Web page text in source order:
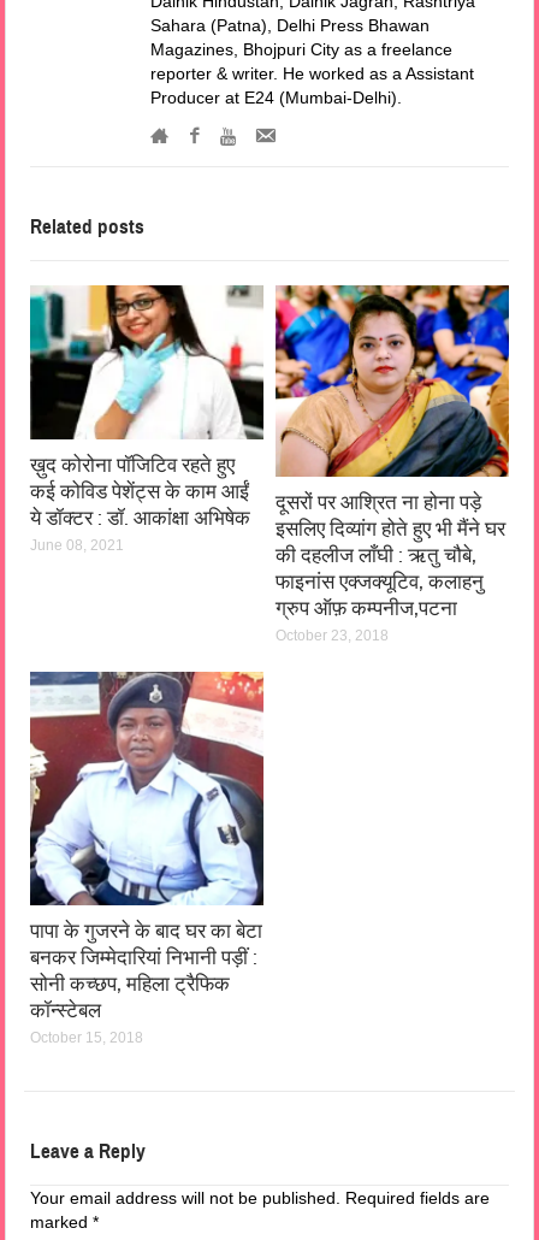
Sahara (Patna), Delhi Press Bhawan
Magazines, Bhojpuri City as a freelance
reporter & writer. He worked as a Assistant
Producer at E24 (Mumbai-Delhi).
Related posts
ख़ुद कोरोना पॉजिटिव रहते हुए
कई कोविड पेशेंट्स के काम आईं
ये डॉक्टर : डॉ. आकांक्षा अभिषेक
June 08, 2021
दूसरों पर आश्रित ना होना पड़े
इसलिए दिव्यांग होते हुए भी मैंने घर
की दहलीज लाँघी : ऋतु चौबे,
फाइनांस एक्जक्यूटिव, कलाहनु
ग्रुप ऑफ़ कम्पनीज,पटना
October 23, 2018
पापा के गुजरने के बाद घर का बेटा
बनकर जिम्मेदारियां निभानी पड़ीं :
सोनी कच्छप, महिला ट्रैफिक
कॉन्स्टेबल
October 15, 2018
Leave a Reply
Your email address will not be published. Required fields are
marked*